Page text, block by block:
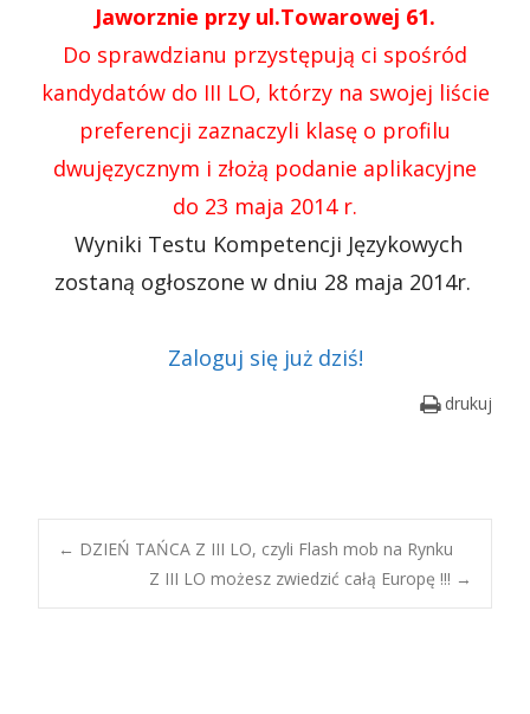
Jaworznie przy ul.Towarowej 61.
Do sprawdzianu przystępują ci spośród
kandydatów do III LO, którzy na swojej liście
preferencji zaznaczyli klasę o profilu
dwujęzycznym i złożą podanie aplikacyjne
do 23 maja 2014 r.
Wyniki Testu Kompetencji Językowych
zostaną ogłoszone w dniu 28 maja 2014r.
Zaloguj się już dziś!
drukuj
Post
← DZIEŃ TAŃCA Z III LO, czyli Flash mob na Rynku
Z III LO możesz zwiedzić całą Europę !!! →